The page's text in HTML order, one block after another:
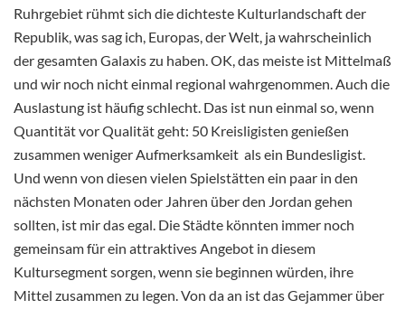
Ruhrgebiet rühmt sich die dichteste Kulturlandschaft der
Republik, was sag ich, Europas, der Welt, ja wahrscheinlich
der gesamten Galaxis zu haben. OK, das meiste ist Mittelmaß
und wir noch nicht einmal regional wahrgenommen. Auch die
Auslastung ist häufig schlecht. Das ist nun einmal so, wenn
Quantität vor Qualität geht: 50 Kreisligisten genießen
zusammen weniger Aufmerksamkeit als ein Bundesligist.
Und wenn von diesen vielen Spielstätten ein paar in den
nächsten Monaten oder Jahren über den Jordan gehen
sollten, ist mir das egal. Die Städte könnten immer noch
gemeinsam für ein attraktives Angebot in diesem
Kultursegment sorgen, wenn sie beginnen würden, ihre
Mittel zusammen zu legen. Von da an ist das Gejammer über